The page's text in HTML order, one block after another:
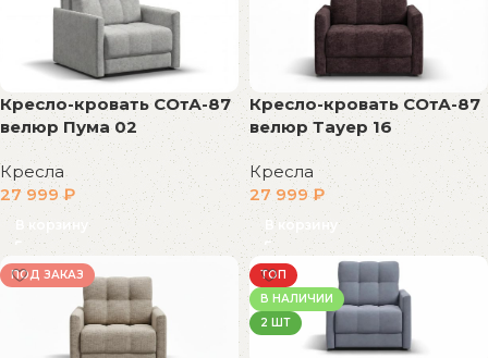
Кресло-кровать СОтА-87
велюр Пума 02
Кресла
27 999₽
В корзину
Кресло-кровать СОтА-87
велюр Тауер 16
Кресла
27 999₽
В корзину
ПОД ЗАКАЗ
ТОП
В НАЛИЧИИ
2 ШТ